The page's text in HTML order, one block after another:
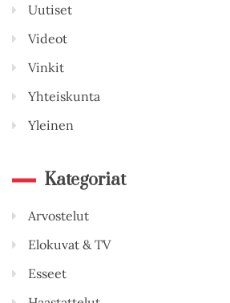
Uutiset
Videot
Vinkit
Yhteiskunta
Yleinen
Kategoriat
Arvostelut
Elokuvat & TV
Esseet